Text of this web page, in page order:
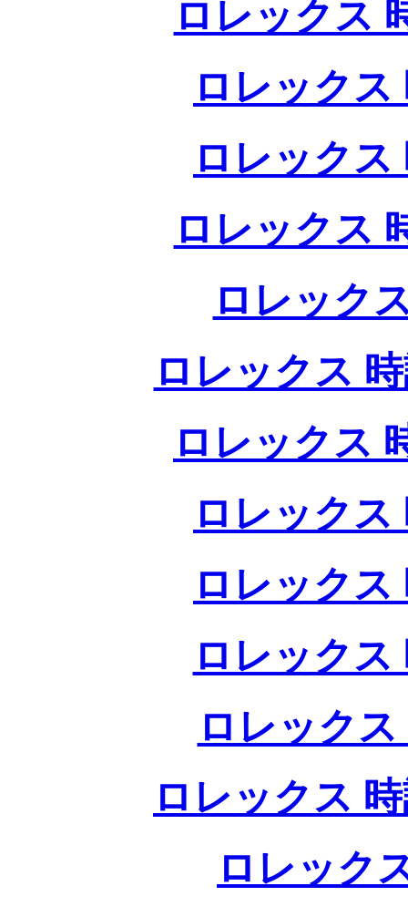
ロレックス
ロレックス
ロレックス
ロレックス
ロレック
ロレックス
ロレックス
ロレックス
ロレックス
ロレックス
ロレック
ロレックス
ロレック